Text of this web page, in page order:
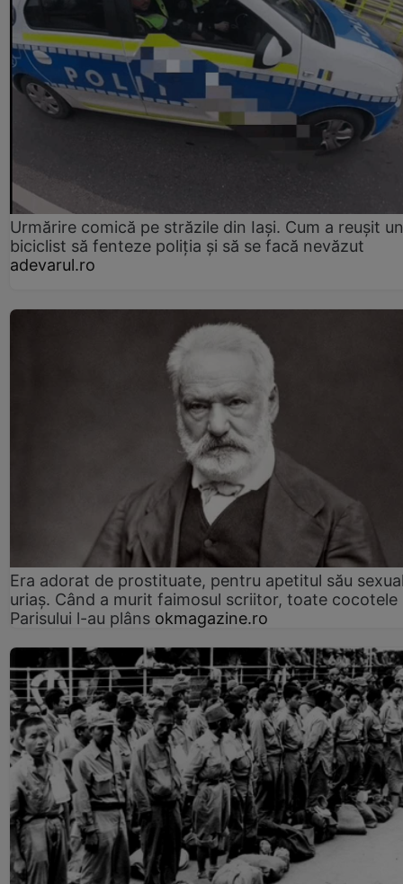
Urmărire comică pe străzile din Iași. Cum a reușit un
biciclist să fenteze poliția și să se facă nevăzut
adevarul.ro
Era adorat de prostituate, pentru apetitul său
uriaș. Când a murit faimosul scriitor, toate cocotele
Parisului l-au plâns okmagazine.ro